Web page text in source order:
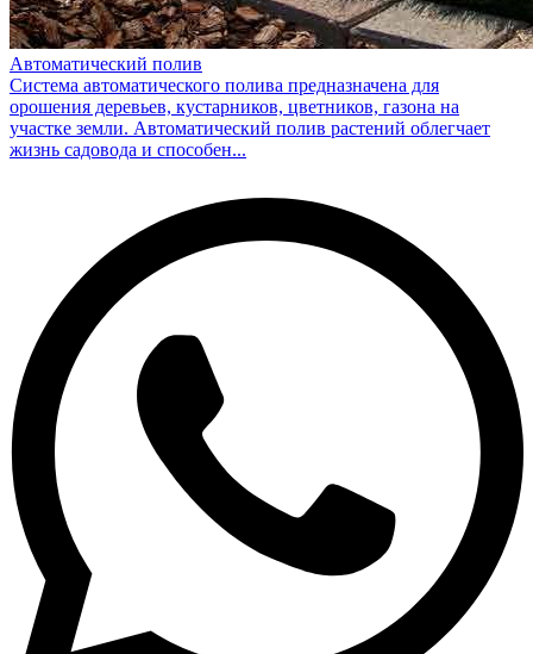
Автоматический полив
Система автоматического полива предназначена для
орошения деревьев, кустарников, цветников, газона на
участке земли. Автоматический полив растений облегчает
жизнь садовода и способен...